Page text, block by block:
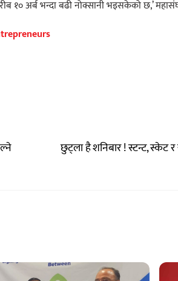
१० अर्ब भन्दा बढी नोक्सानी भइसकेको छ,’
छुट्ला है शनिबार ! स्टन्ट, स्केट